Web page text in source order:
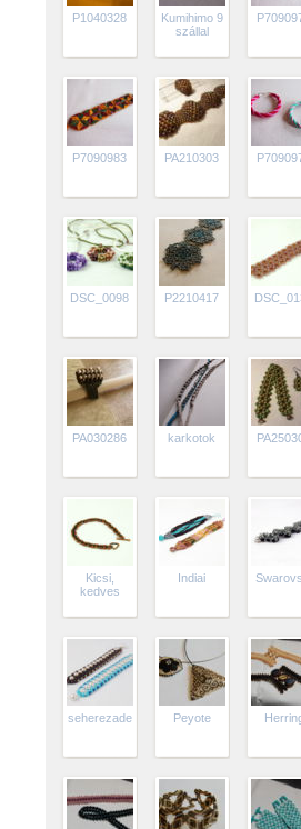
P1040328
Kumihimo 9
szállal
P7090983 PA210303
DSC_0098 P2210417
PA030286 karkotok
Kicsi,
kedves
Indiai
seherezade Peyote